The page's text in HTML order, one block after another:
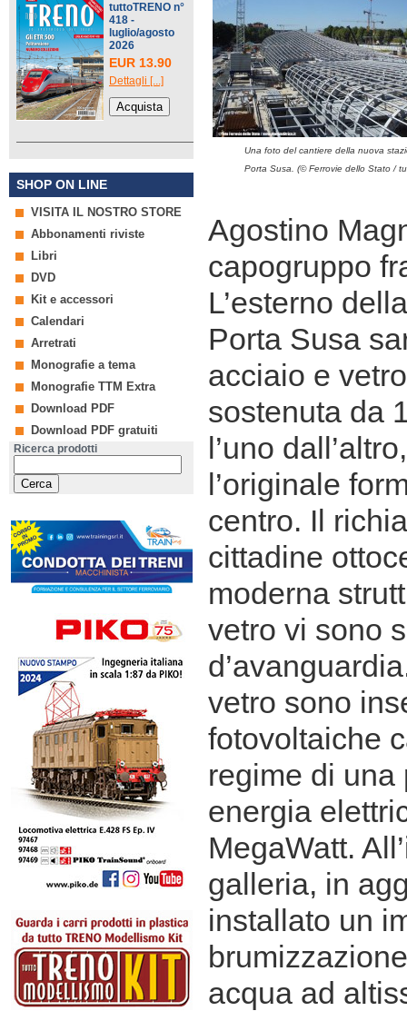
tuttoTRENO n°
418 -
luglio/agosto
2026
EUR 13.90
Dettagli [...]
SHOP ON LINE
VISITA IL NOSTRO STORE
Abbonamenti riviste
Libri
DVD
Kit e accessori
Calendari
Arretrati
Monografie a tema
Monografie TTM Extra
Download PDF
Download PDF gratuiti
Ricerca prodotti
Una foto del cantiere della nuova
Porta Susa. (© Ferrovie dello Stato /
Agostino
capogruppo
L’esterno
Porta Susa
acciaio e
sostenuta da
l’uno
l’originale
centro. Il
cittadine
moderna
vetro vi sono
vetro sono
fotovoltaiche
regime di una
energia
MegaWatt.
galleria, in
installato un
acqua ad